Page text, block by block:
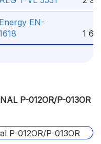
Energy EN-
1
P-012OR/P-013OR